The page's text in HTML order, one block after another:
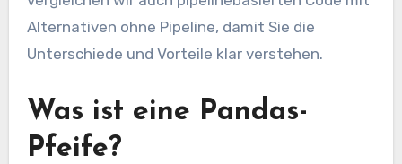
Alternativen ohne Pipeline, damit Sie die
Unterschiede und Vorteile klar verstehen.
Was ist eine Pandas-
Pfeife?